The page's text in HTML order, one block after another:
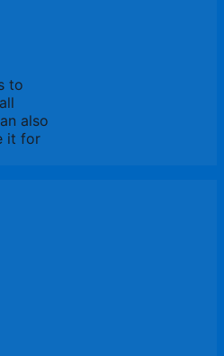
to
also
it for